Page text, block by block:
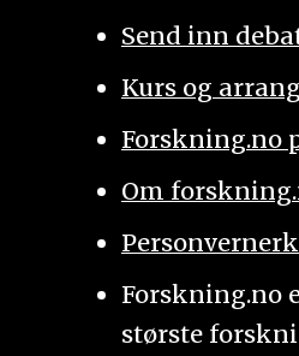
Send inn
Kurs og
Forskning.no
Om
Forskning.no
største